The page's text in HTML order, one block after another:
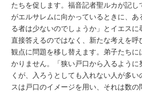
たちを促します。福音記者聖ルカが記し
がエルサレムに向かっているときに、あ
る者は少ないのでしょうか」とイエスに
直接答えるのではなく、新たな考えを呼
観点に問題を移し替えます。弟子たちに
かりません。「狭い戸口から入るように
くが、入ろうとしても入れない人が多
スは戸口のイメージを用い、それは数